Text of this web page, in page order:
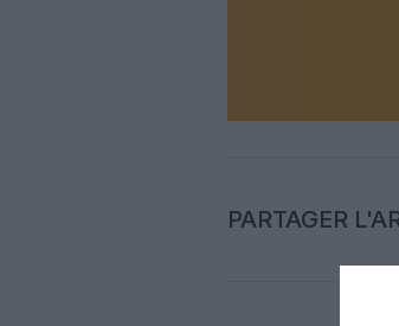
PARTAGER